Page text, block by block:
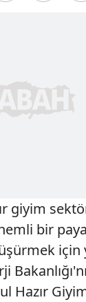
giyim
bir
için
Hazır